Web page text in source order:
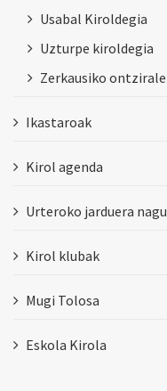
Usabal Kiroldegia
Uzturpe kiroldegia
Zerkausiko
Ikastaroak
Kirol agenda
Urteroko jarduera
Kirol klubak
Mugi Tolosa
Eskola Kirola